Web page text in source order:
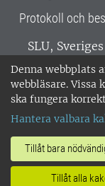
Denna webbplats
webbläsare. Vissa
ska fungera
Hantera valbara
Tillåt bara
Tillåt alla
Protokoll och
SLU,
verksamhet
Alnarp,
018-67 10 00
Om SLU:s
•Hantera